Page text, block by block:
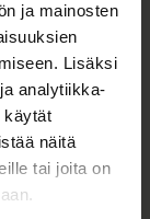
ja mainosten
Lisäksi
analytiikka-
käytät
näitä
tai joita on